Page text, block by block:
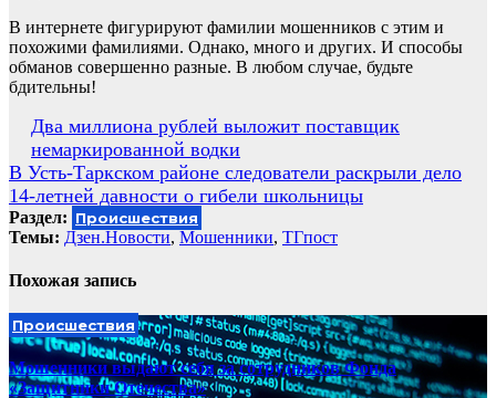
В интернете фигурируют фамилии мошенников с этим и
похожими фамилиями. Однако, много и других. И способы
обманов совершенно разные. В любом случае, будьте
бдительны!
Навигация
по
записям
Два миллиона рублей выложит поставщик
немаркированной водки
В Усть-Таркском районе следователи раскрыли дело
14-летней давности о гибели школьницы
Раздел: Происшествия
Темы: Дзен.Новости, Мошенники, ТГпост
Похожая запись
Происшествия
Мошенники выдают себя за сотрудников Фонда
«Защитники Отечества»